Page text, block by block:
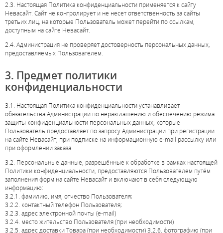
2.3. Настоящая Политика конфиденциальности применяется к сайту
Невасайт. Сайт не контролирует и не несет ответственность за сайты
третьих лиц, на которые Пользователь может перейти по ссылкам,
доступным на сайте Невасайт.
2.4. Администрация не проверяет достоверность персональных данных,
предоставляемых Пользователем.
3. Предмет политики
конфиденциальности
3.1. Настоящая Политика конфиденциальности устанавливает
обязательства Администрации по неразглашению и обеспечению режима
защиты конфиденциальности персональных данных, которые
Пользователь предоставляет по запросу Администрации при регистрации
на сайте Невасайт, при подписке на информационную e-mail рассылку или
при оформлении заказа.
3.2. Персональные данные, разрешённые к обработке в рамках настоящей
Политики конфиденциальности, предоставляются Пользователем путём
заполнения форм на сайте Невасайт и включают в себя следующую
информацию:
3.2.1. фамилию, имя, отчество Пользователя;
3.2.2. контактный телефон Пользователя;
3.2.3. адрес электронной почты (e-mail)
3.2.4. место жительство Пользователя (при необходимости)
3.2.5. адрес доставки Товара (при необходимости) 3.2.6. фотографию (при